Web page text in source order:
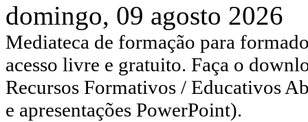
domingo, 09 agosto 2026
Mediateca de formação para
acesso livre e gratuito. Faça o
Recursos Formativos / Educativos
e apresentações PowerPoint).